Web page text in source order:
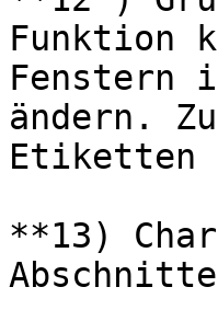
Funktion
Fenstern
ändern.
Etiketten
**13)